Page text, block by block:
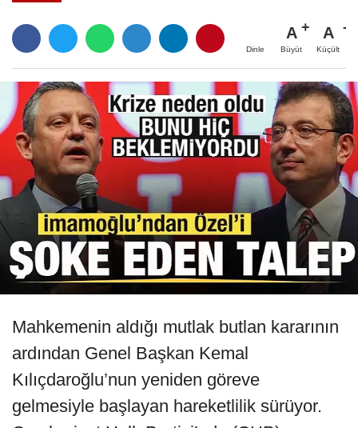
Dinle
A
Büyüt
A
Küçült
Mahkemenin aldığı mutlak butlan kararının
ardından Genel Başkan Kemal
Kılıçdaroğlu’nun yeniden göreve
gelmesiyle başlayan hareketlilik sürüyor.